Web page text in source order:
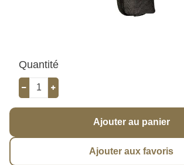
Quantité
Ajouter au panier
Ajouter aux favoris